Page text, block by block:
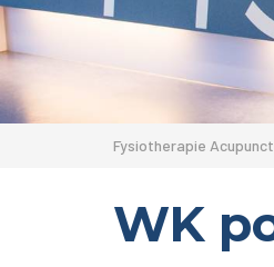
Fysiotherapie
WK